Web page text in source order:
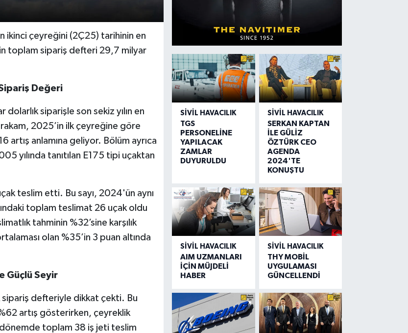
ikinci çeyreğini (2Ç25) tarihinin en
toplam sipariş defteri 29,7 milyar
Sipariş Değeri
dolarlık siparişle son sekiz yılın en
2025’in ilk çeyreğine göre
artış anlamına geliyor. Bölüm ayrıca
yılında tanıtılan E175 tipi uçaktan
teslim etti. Bu sayı, 2024'ün aynı
toplam teslimat 26 uçak oldu
tahminin %32’sine karşılık
olan %35’in 3 puan altında
Güçlü Seyir
sipariş defteriyle dikkat çekti. Bu
artış gösterirken, çeyreklik
toplam 38 iş jeti teslim
SIVIL HAVACILIK
TGS
PERSONELİNE
YAPILACAK
ZAMLAR
DUYURULDU
SIVIL HAVACILIK
SERKAN KAPTAN
İLE GÜLİZ
ÖZTÜRK CEO
AGENDA
2024'TE
KONUŞTU
SIVIL HAVACILIK
AIM UZMANLARI
İÇİN MÜJDELİ
HABER
SIVIL HAVACILIK
THY MOBİL
UYGULAMASI
GÜNCELLENDİ